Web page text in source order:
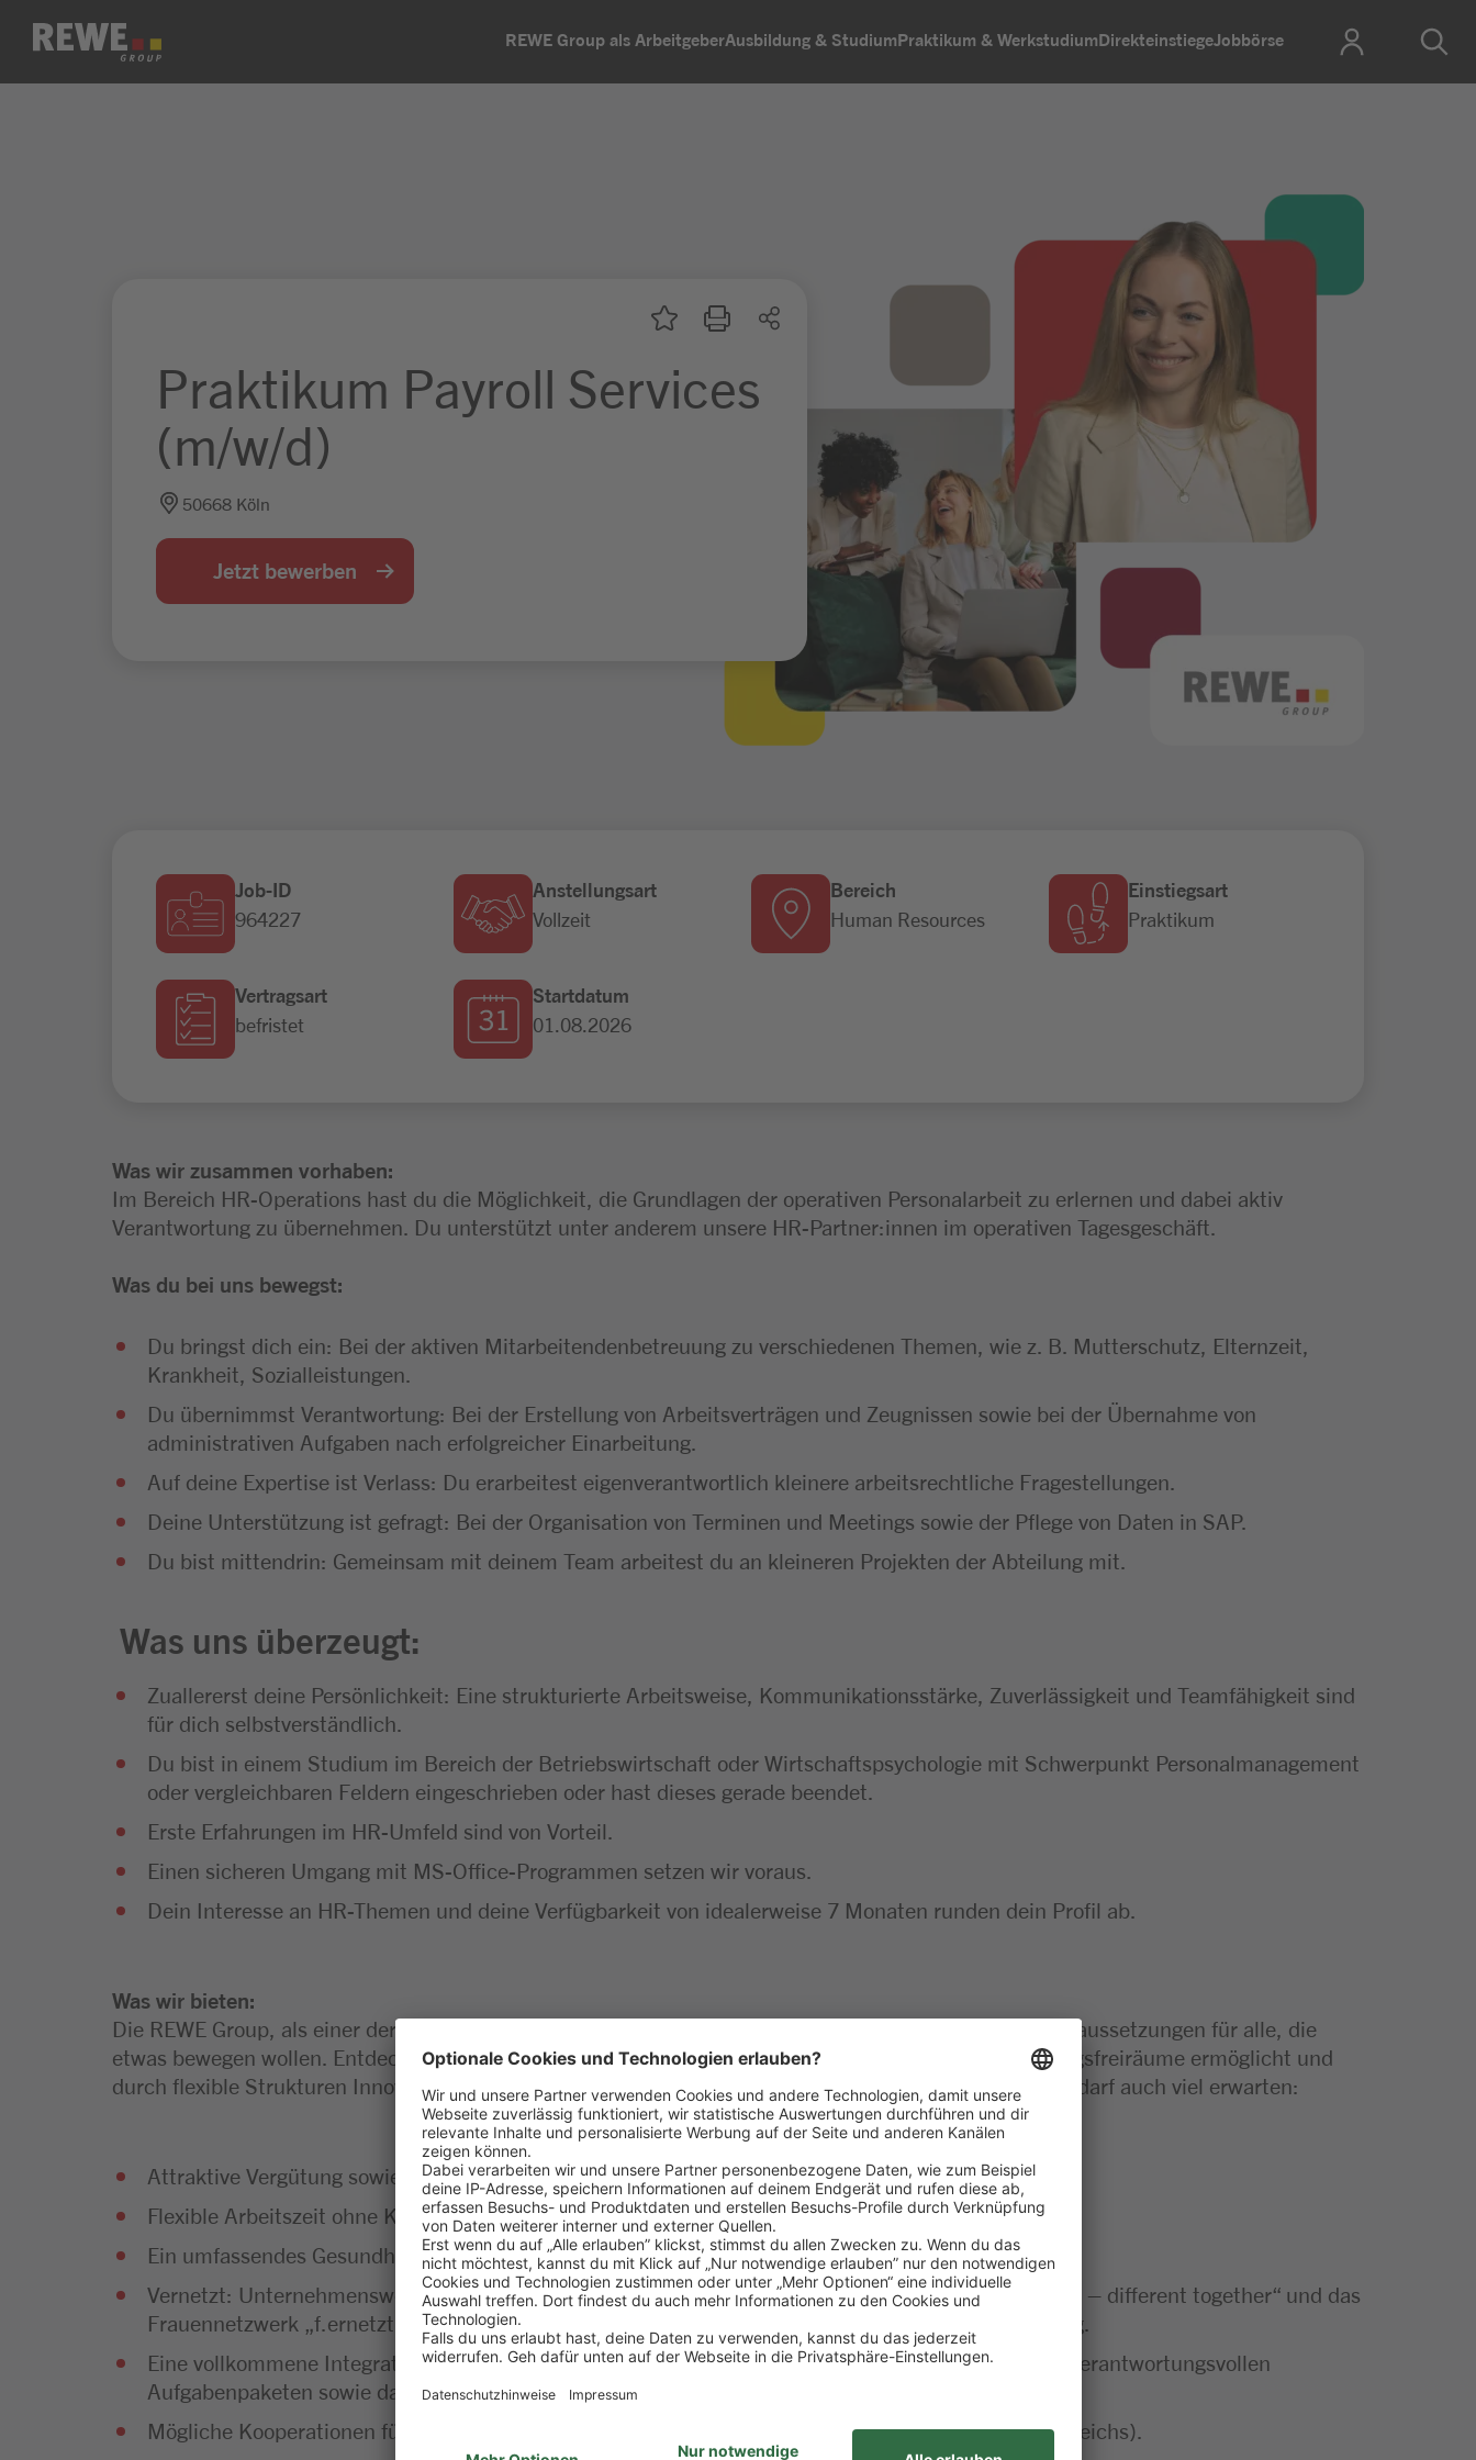
Zum Inhalt springen REWE Group als ArbeitgeberAusbildung & StudiumPraktikum & WerkstudiumDirekteinstiegeJobbörse
Praktikum Payroll Services
(m/w/d)
50668 Köln
Jetzt bewerben
Job-ID
964227
Anstellungsart
Vollzeit
Bereich
Human Resources
Einstiegsart
Praktikum
Vertragsart
befristet
Startdatum
01.08.2026
Was wir zusammen vorhaben:
Im Bereich HR-Operations hast du die Möglichkeit, die Grundlagen der operativen Personalarbeit zu erlernen und dabei aktiv
Verantwortung zu übernehmen. Du unterstützt unter anderem unsere HR-Partner:innen im operativen Tagesgeschäft.
Was du bei uns bewegst:
Du bringst dich ein: Bei der aktiven Mitarbeitendenbetreuung zu verschiedenen Themen, wie z. B. Mutterschutz, Elternzeit,
Krankheit, Sozialleistungen.
Du übernimmst Verantwortung: Bei der Erstellung von Arbeitsverträgen und Zeugnissen sowie bei der Übernahme von
administrativen Aufgaben nach erfolgreicher Einarbeitung.
Auf deine Expertise ist Verlass: Du erarbeitest eigenverantwortlich kleinere arbeitsrechtliche Fragestellungen.
Deine Unterstützung ist gefragt: Bei der Organisation von Terminen und Meetings sowie der Pflege von Daten in SAP.
Du bist mittendrin: Gemeinsam mit deinem Team arbeitest du an kleineren Projekten der Abteilung mit.
Was uns überzeugt:
Zuallererst deine Persönlichkeit: Eine strukturierte Arbeitsweise, Kommunikationsstärke, Zuverlässigkeit und Teamfähigkeit sind
für dich selbstverständlich.
Du bist in einem Studium im Bereich der Betriebswirtschaft oder Wirtschaftspsychologie mit Schwerpunkt Personalmanagement
oder vergleichbaren Feldern eingeschrieben oder hast dieses gerade beendet.
Erste Erfahrungen im HR-Umfeld sind von Vorteil.
Einen sicheren Umgang mit MS-Office-Programmen setzen wir voraus.
Dein Interesse an HR-Themen und deine Verfügbarkeit von idealerweise 7 Monaten runden dein Profil ab.
Was wir bieten:
Die REWE Group, als einer der größten Handels- und Touristikkonzerne Europas, bietet einzigartige Voraussetzungen für alle, die
etwas bewegen wollen. Entdecke einen lebensnahen Arbeitgeber, der dir Vertrauen schenkt, Gestaltungsfreiräume ermöglicht und
durch flexible Strukturen Innovationen und frische Ideen fördert. Wer bei uns arbeitet und viel bewegt, darf auch viel erwarten:
Attraktive Vergütung sowie vergünstigtes Essen in der Kantine.
Flexible Arbeitszeit ohne Kernzeiten.
Ein umfassendes Gesundheits- und Sportangebot.
Vernetzt: Unternehmensweite Netzwerke der REWE Group, wie z. B. unser LGBTIQ-Netzwerk „di.to. – different together“ und das
Frauennetzwerk „f.ernetzt“ für den Austausch rund um Karriere und persönliche Weiterentwicklung.
Eine vollkommene Integration in die Teams und die jeweiligen Arbeitsabläufe, die Übernahme von verantwortungsvollen
Aufgabenpaketen sowie das Lernen von und mit berufserfahrenen Kolleginnen und Kollegen.
Mögliche Kooperationen für Abschlussarbeiten (in Abhängigkeit vom Bedarf des jeweiligen Fachbereichs).